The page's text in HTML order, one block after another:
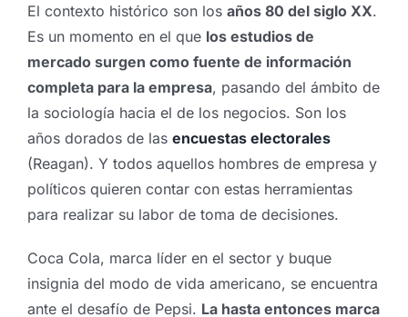
El contexto histórico son los años 80 del siglo XX.
Es un momento en el que los estudios de
mercado surgen como fuente de información
completa para la empresa, pasando del ámbito de
la sociología hacia el de los negocios. Son los
años dorados de las encuestas electorales
(Reagan). Y todos aquellos hombres de empresa y
políticos quieren contar con estas herramientas
para realizar su labor de toma de decisiones.
Coca Cola, marca líder en el sector y buque
insignia del modo de vida americano, se encuentra
ante el desafío de Pepsi. La hasta entonces marca